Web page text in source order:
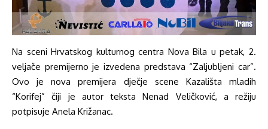
Na sceni Hrvatskog kulturnog centra Nova Bila u petak, 2.
veljače premijerno je izvedena predstava “Zaljubljeni car”.
Ovo je nova premijera dječje scene Kazališta mladih
“Korifej” čiji je autor teksta Nenad Veličković, a režiju
potpisuje Anela Križanac.